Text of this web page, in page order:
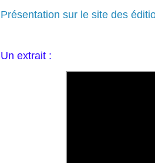
Présentation sur le site des
Un extrait :